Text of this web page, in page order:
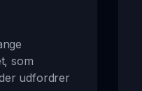
som
udfordrer